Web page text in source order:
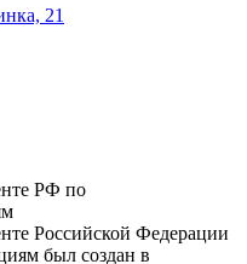
21
РФ по
Российской Федерации
был создан в